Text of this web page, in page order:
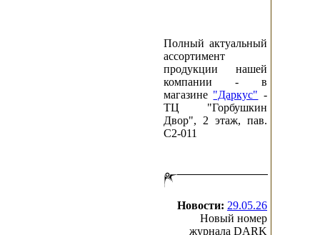
Полный актуальный
ассортимент
продукции нашей
компании - в
магазине "Даркус" -
ТЦ "Горбушкин
Двор", 2 этаж, пав.
C2-011
Новости: 29.05.26
Новый номер
журнала DARK